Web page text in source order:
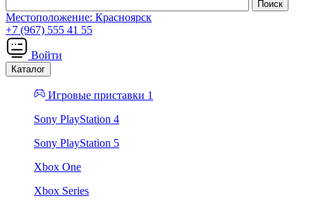
Местоположение: Красноярск
+7 (967) 555 41 55
Войти
Каталог
Игровые приставки 1
Sony PlayStation 4
Sony PlayStation 5
Xbox One
Xbox Series